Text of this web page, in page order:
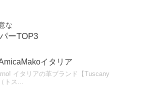
な
ーTOP3
イタリア
イタリアの革ブランド【Tuscany
トス...